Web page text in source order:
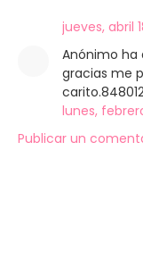
jueves, abril
Anónimo ha
gracias me
lunes,
Publicar un